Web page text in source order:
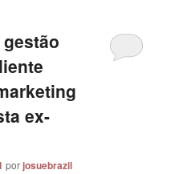
ex-
porjosuebrazil